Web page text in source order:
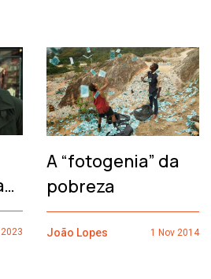
A “fotogenia” da
pobreza
João Lopes 1 Nov 2014